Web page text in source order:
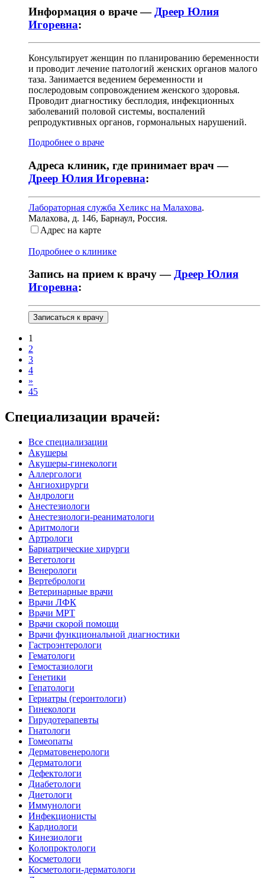
Информация о враче — Дреер Юлия
Игоревна:
Консультирует женщин по планированию беременности
и проводит лечение патологий женских органов малого
таза. Занимается ведением беременности и
послеродовым сопровождением женского здоровья.
Проводит диагностику бесплодия, инфекционных
заболеваний половой системы, воспалений
репродуктивных органов, гормональных нарушений.
Подробнее о враче
Адреса клиник, где принимает врач —
Дреер Юлия Игоревна:
Лабораторная служба Хеликс на Малахова.
Малахова, д. 146, Барнаул, Россия.
Адрес на карте
Подробнее о клинике
Запись на прием к врачу —Дреер Юлия
Игоревна:
Записаться к врачу
1
2
3
4
»
45
Специализации врачей:
Все специализации
Акушеры
Акушеры-гинекологи
Аллергологи
Ангиохирурги
Андрологи
Анестезиологи
Анестезиологи-реаниматологи
Аритмологи
Артрологи
Бариатрические хирурги
Вегетологи
Венерологи
Вертебрологи
Ветеринарные врачи
Врачи ЛФК
Врачи МРТ
Врачи скорой помощи
Врачи функциональной диагностики
Гастроэнтерологи
Гематологи
Гемостазиологи
Генетики
Гепатологи
Гериатры (геронтологи)
Гинекологи
Гирудотерапевты
Гнатологи
Гомеопаты
Дерматовенерологи
Дерматологи
Дефектологи
Диабетологи
Диетологи
Иммунологи
Инфекционисты
Кардиологи
Кинезиологи
Колопроктологи
Косметологи
Косметологи-дерматологи